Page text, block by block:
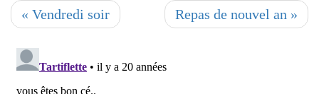
« Vendredi soir Repas de nouvel an »